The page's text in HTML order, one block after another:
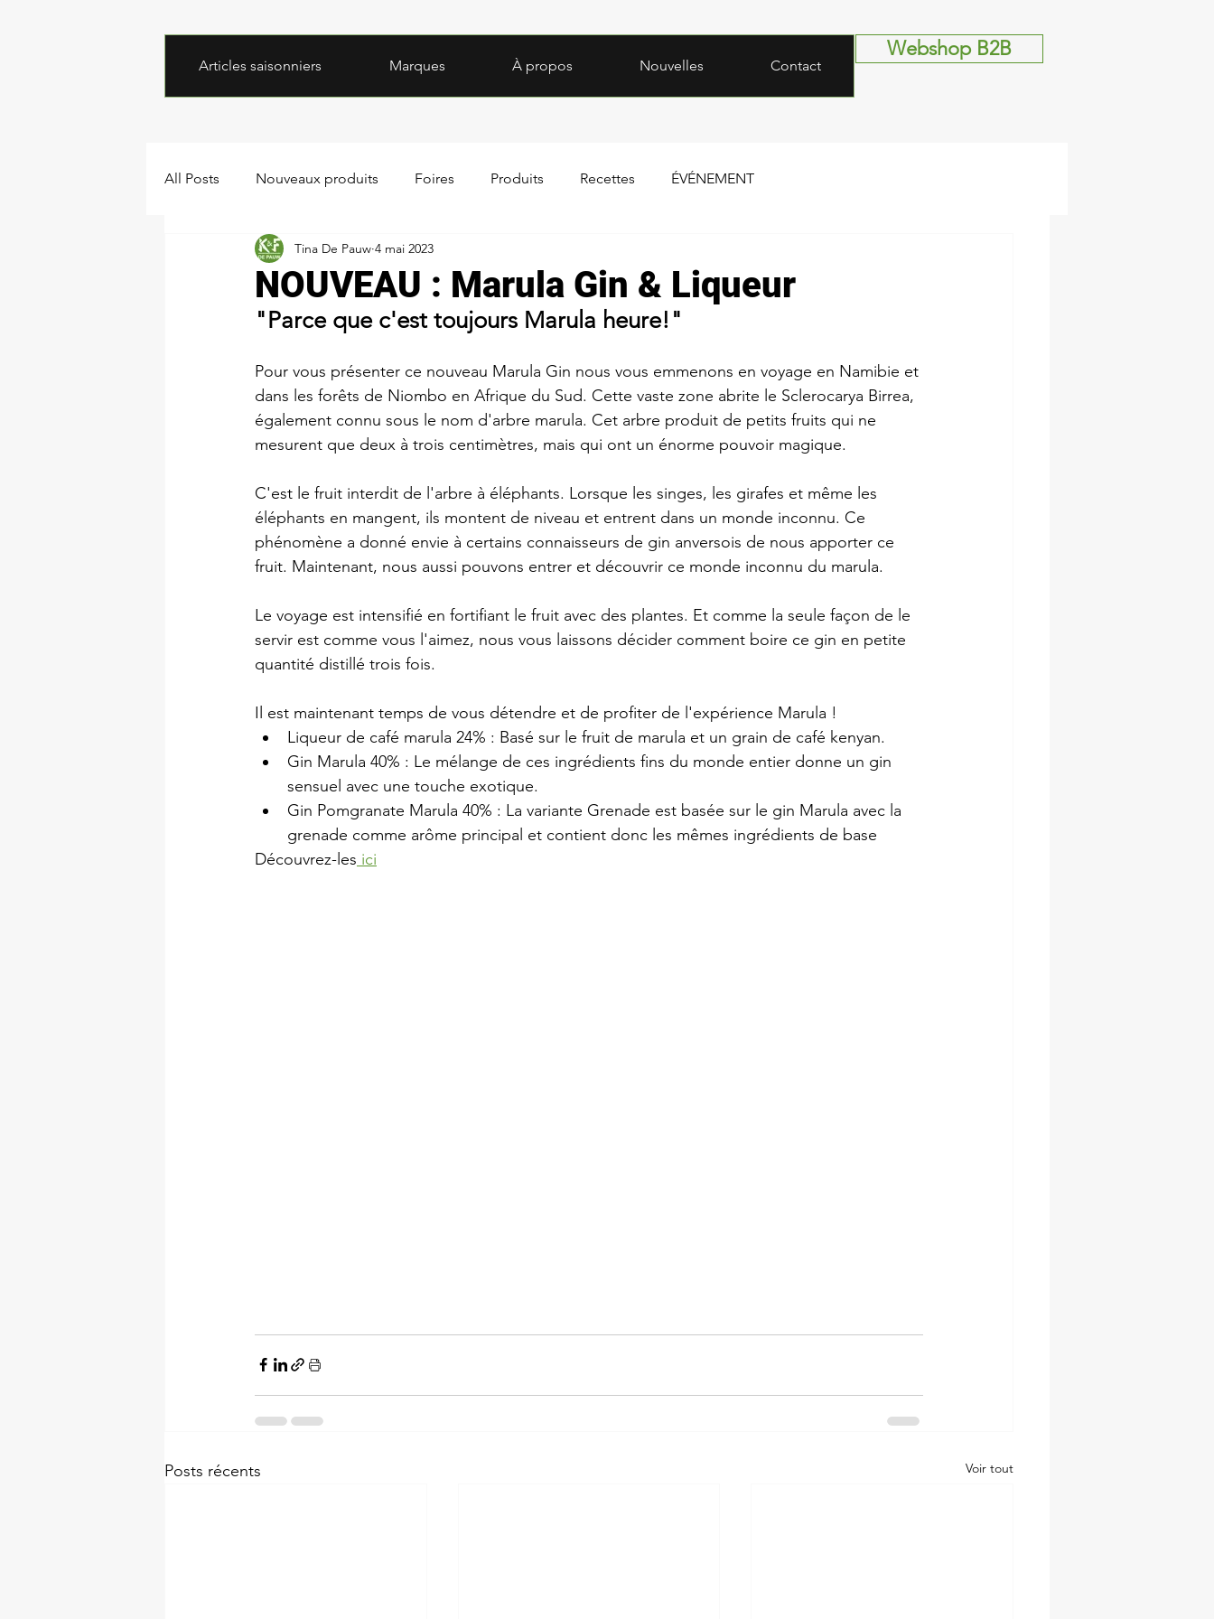
Articles saisonniers Marques À propos Nouvelles Contact
Webshop B2B
All Posts Nouveaux produits Foires Produits Recettes ÉVÉNEMENT
NOUVEAU : Marula Gin & Liqueur
Tina De Pauw 4 mai 2023
"Parce que c'est toujours Marula heure!"
Pour vous présenter ce nouveau Marula Gin nous vous emmenons en voyage en Namibie et
dans les forêts de Niombo en Afrique du Sud. Cette vaste zone abrite le Sclerocarya Birrea,
également connu sous le nom d'arbre marula. Cet arbre produit de petits fruits qui ne
mesurent que deux à trois centimètres, mais qui ont un énorme pouvoir magique.
C'est le fruit interdit de l'arbre à éléphants. Lorsque les singes, les girafes et même les
éléphants en mangent, ils montent de niveau et entrent dans un monde inconnu. Ce
phénomène a donné envie à certains connaisseurs de gin anversois de nous apporter ce
fruit. Maintenant, nous aussi pouvons entrer et découvrir ce monde inconnu du marula.
Le voyage est intensifié en fortifiant le fruit avec des plantes. Et comme la seule façon de le
servir est comme vous l'aimez, nous vous laissons décider comment boire ce gin en petite
quantité distillé trois fois.
Il est maintenant temps de vous détendre et de profiter de l'expérience Marula !
Liqueur de café marula 24% : Basé sur le fruit de marula et un grain de café kenyan.
Gin Marula 40% : Le mélange de ces ingrédients fins du monde entier donne un gin
sensuel avec une touche exotique.
Gin Pomgranate Marula 40% : La variante Grenade est basée sur le gin Marula avec la
grenade comme arôme principal et contient donc les mêmes ingrédients de base
Découvrez-les ici
Posts récents Voir tout